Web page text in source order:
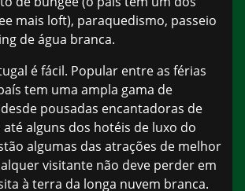
mais loft), paraquedismo, passeio
de água branca.
é fácil. Popular entre as férias
tem uma ampla gama de
pousadas encantadoras de
até alguns dos hotéis de luxo do
algumas das atrações de melhor
visitante não deve perder em
à terra da longa nuvem branca.